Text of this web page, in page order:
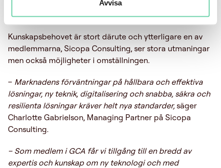
Avvisa
tidigare och är en nödvändig tjänst om Sverige och
Norden ska klara omställningen till fossilfri lastbilstrafik.
Kunskapsbehovet är stort därute och ytterligare en av
medlemmarna, Sicopa Consulting, ser stora utmaningar
men också möjligheter i omställningen.
– Marknadens förväntningar på hållbara och effektiva
lösningar, ny teknik, digitalisering och snabba, säkra och
resilienta lösningar kräver helt nya standarder, säger
Charlotte Gabrielson, Managing Partner på Sicopa
Consulting.
– Som medlem i GCA får vi tillgång till en bredd av
expertis och kunskap om ny teknologi och med